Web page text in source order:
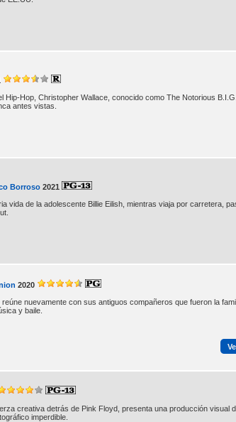
Hip-Hop, Christopher Wallace, conocido como The Notorious
antes vistas.
Borroso 2021
vida de la adolescente Billie Eilish, mientras viaja por carretera,
2020
nuevamente con sus antiguos compañeros que fueron la
y baile.
creativa detrás de Pink Floyd, presenta una producción visual
imperdible.